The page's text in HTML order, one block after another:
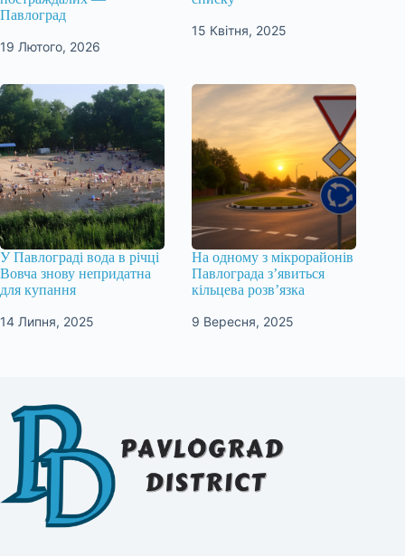
Павлоград
19 Лютого, 2026
15 Квітня, 2025
У Павлограді вода в річці
Вовча знову непридатна
для купання
14 Липня, 2025
На одному з мікрорайонів
Павлограда з’явиться
кільцева розв’язка
9 Вересня, 2025